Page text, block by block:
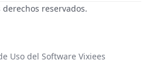
reservados.
Uso del Software Vixiees